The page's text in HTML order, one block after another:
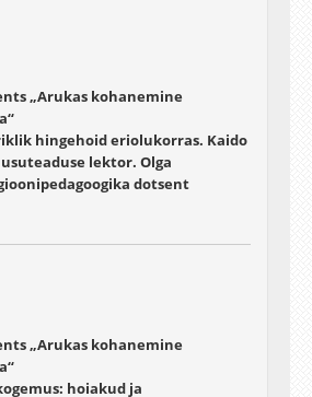
„Arukas kohanemine
hingehoid eriolukorras. Kaido
lektor. Olga
dotsent
„Arukas kohanemine
hoiakud ja